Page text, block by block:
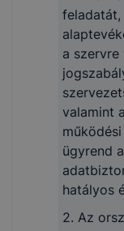
I.
szerv
1. Azon
neve,
szerv
alapítói
2. A
a
valamint
ügyrend
hatályos
2. Az